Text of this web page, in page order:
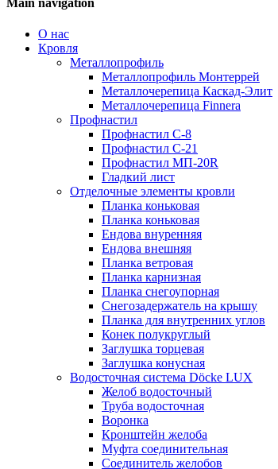
О нас
Кровля
Металлопрофиль
Металлопрофиль Монтеррей
Металлочерепица Каскад-Элит
Металлочерепица Finnera
Профнастил
Профнастил С-8
Профнастил С-21
Профнастил МП-20R
Гладкий лист
Отделочные элементы кровли
Планка коньковая
Планка коньковая
Ендова внуренняя
Ендова внешняя
Планка ветровая
Планка карнизная
Планка снегоупорная
Снегозадержатель на крышу
Планка для внутренних углов
Конек полукруглый
Заглушка торцевая
Заглушка конусная
Водосточная система Döcke LUX
Желоб водосточный
Труба водосточная
Воронка
Кронштейн желоба
Муфта соединительная
Соединитель желобов